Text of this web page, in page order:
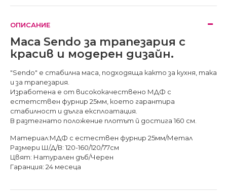
ОПИСАНИЕ
Маса Sendo за трапезария с
красив и модерен дизайн.
"Sendo" е стабилна маса, подходяща както за кухня, така
и за трапезария.
Изработена е от висококачествено МДФ с
естетствен фурнир 25мм, което гарантира
стабилност и дълга експлоатация.
В разтегнато положение плотът й достига 160 см.
Материал:МДФ с естествен фурнир 25мм/Метал
Размери Ш/Д/В: 120-160/120/77см
Цвят: Натурален дъб/Черен
Гаранция: 24 месеца